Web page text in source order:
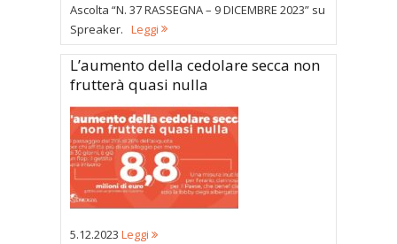
Ascolta “N. 37 RASSEGNA – 9 DICEMBRE 2023” su
Spreaker. Leggi
L’aumento della cedolare secca non
frutterà quasi nulla
5.12.2023 Leggi